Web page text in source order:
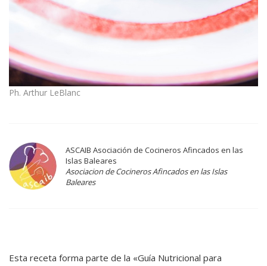
Ph. Arthur LeBlanc
ASCAIB Asociación de Cocineros Afincados en las
Islas Baleares
Asociacion de Cocineros Afincados en las Islas
Baleares
Esta receta forma parte de la «Guía Nutricional para